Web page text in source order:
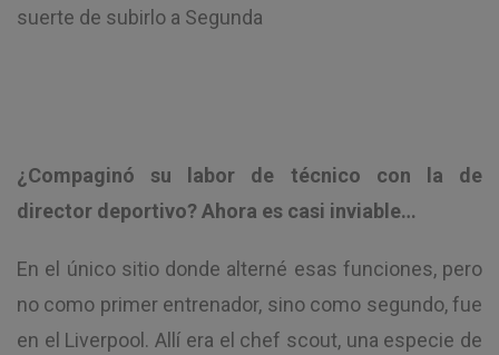
suerte de subirlo a Segunda
¿Compaginó su labor de técnico con la de
director deportivo? Ahora es casi inviable…
En el único sitio donde alterné esas funciones, pero
no como primer entrenador, sino como segundo, fue
en el Liverpool. Allí era el chef scout, una especie de